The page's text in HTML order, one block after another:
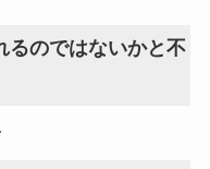
るのではないかと不